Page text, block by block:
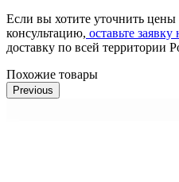
Если вы хотите уточнить
консультацию, оставьте заявку
доставку по всей территории
Похожие товары
Previous